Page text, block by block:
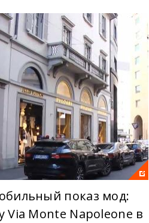
новостей! Это ДЖЕДAИ!
показ мод:
Via Monte Napoleone в